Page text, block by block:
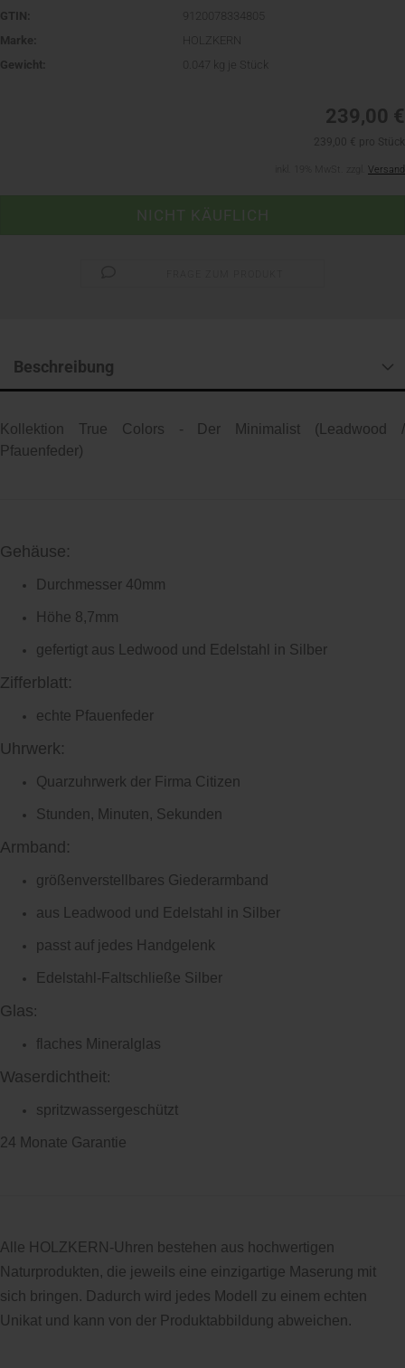
GTIN:
9120078334805
Marke:
HOLZKERN
Gewicht:
0.047 kg je Stück
239,00 €
Versand
Beschreibung
Kollektion True Colors - Der Minimalist (Leadwood /
Pfauenfeder)
Gehäuse:
Durchmesser 40mm
Höhe 8,7mm
gefertigt aus Ledwood und Edelstahl in Silber
Zifferblatt:
echte Pfauenfeder
Uhrwerk:
Quarzuhrwerk der Firma Citizen
Stunden, Minuten, Sekunden
Armband:
größenverstellbares Giederarmband
aus Leadwood und Edelstahl in Silber
passt auf jedes Handgelenk
Edelstahl-Faltschließe Silber
Glas:
flaches Mineralglas
Waserdichtheit:
spritzwassergeschützt
24 Monate Garantie
Alle HOLZKERN-Uhren bestehen aus hochwertigen
Naturprodukten, die jeweils eine einzigartige Maserung mit
sich bringen. Dadurch wird jedes Modell zu einem echten
Unikat und kann von der Produktabbildung abweichen.